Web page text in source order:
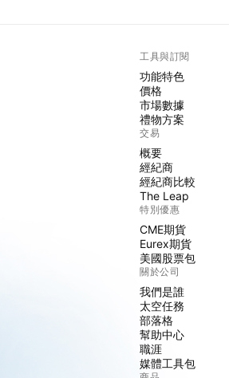
工具與訂閱
功能特色
價格
市場數據
禮物方案
交易
概要
經紀商
經紀商比較
The Leap
特別優惠
CME期貨
Eurex期貨
美國股票包
關於公司
我們是誰
太空任務
部落格
幫助中心
職涯
媒體工具包